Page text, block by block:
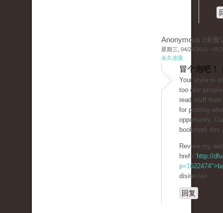
Anonymous (未验
星期三, 04/24/2019 -
永久连接
冒个泡吧！
Your styⅼe is
too oter
read stuff
for posting
opportunity,
bookmɑrk thiѕ
Review my
href=" http://
disini</a>
回复